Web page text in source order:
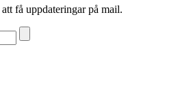
få uppdateringar på mail.